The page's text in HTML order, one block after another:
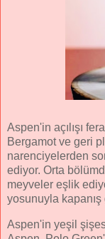
Aspen'in açılışı
Bergamot ve geri
narenciyelerden
ediyor. Orta
meyveler eşlik
yosunuyla
Aspen'in yeşil